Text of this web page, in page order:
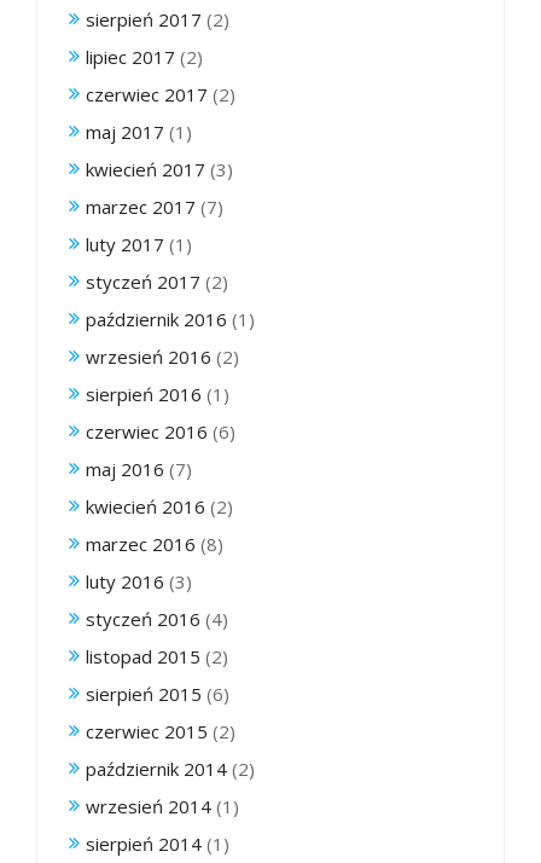
sierpień 2017 (2)
lipiec 2017 (2)
czerwiec 2017 (2)
maj 2017 (1)
kwiecień 2017 (3)
marzec 2017 (7)
luty 2017 (1)
styczeń 2017 (2)
październik 2016 (1)
wrzesień 2016 (2)
sierpień 2016 (1)
czerwiec 2016 (6)
maj 2016 (7)
kwiecień 2016 (2)
marzec 2016 (8)
luty 2016 (3)
styczeń 2016 (4)
listopad 2015 (2)
sierpień 2015 (6)
czerwiec 2015 (2)
październik 2014 (2)
wrzesień 2014 (1)
sierpień 2014 (1)